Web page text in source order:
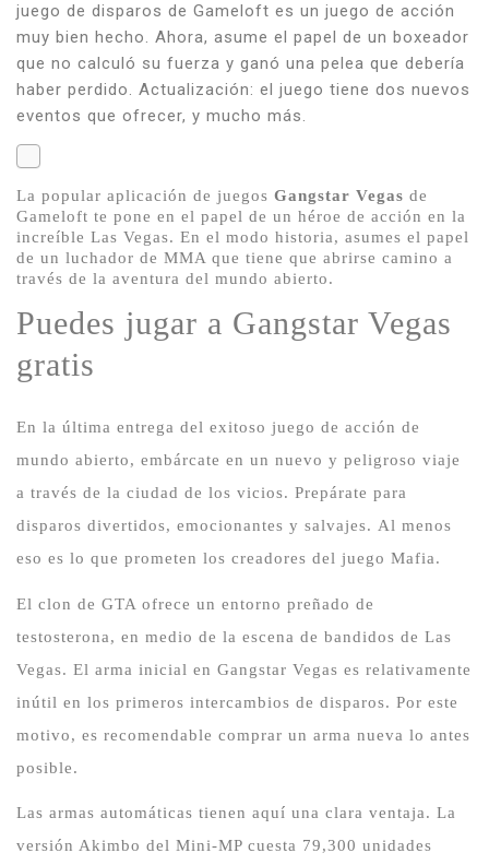
juego de disparos de Gameloft es un juego de acción
muy bien hecho. Ahora, asume el papel de un boxeador
que no calculó su fuerza y ​​ganó una pelea que debería
haber perdido. Actualización: el juego tiene dos nuevos
eventos que ofrecer, y mucho más.
La popular aplicación de juegos Gangstar Vegas de
Gameloft te pone en el papel de un héroe de acción en la
increíble Las Vegas. En el modo historia, asumes el papel
de un luchador de MMA que tiene que abrirse camino a
través de la aventura del mundo abierto.
Puedes jugar a Gangstar Vegas
gratis
En la última entrega del exitoso juego de acción de
mundo abierto, embárcate en un nuevo y peligroso viaje
a través de la ciudad de los vicios. Prepárate para
disparos divertidos, emocionantes y salvajes. Al menos
eso es lo que prometen los creadores del juego Mafia.
El clon de GTA ofrece un entorno preñado de
testosterona, en medio de la escena de bandidos de Las
Vegas. El arma inicial en Gangstar Vegas es relativamente
inútil en los primeros intercambios de disparos. Por este
motivo, es recomendable comprar un arma nueva lo antes
posible.
Las armas automáticas tienen aquí una clara ventaja. La
versión Akimbo del Mini-MP cuesta 79,300 unidades